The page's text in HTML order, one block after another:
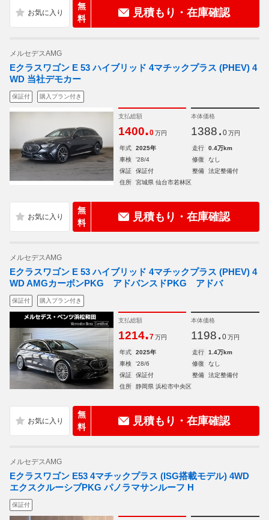
無
料
見積もり・在庫確認
メルセデスAMG
Eクラスワゴン E 53 ハイブリッド 4マチックプラス (PHEV) 4
WD 当社デモカー
保証付 購入プラン付き
支払総額
1400.0 万円
本体価格
1388. 0 万円
年式 2025年 走行
0.4万km
車検
'28/4 修復
なし
保証
保証付 整備
法定整備付
住所
宮城県 仙台市若林区
無
料
見積もり・在庫確認
メルセデスAMG
Eクラスワゴン E 53 ハイブリッド 4マチックプラス (PHEV) 4
WD AMGカーボンPKG アドバンスドPKG アドバ
保証付 購入プラン付き
支払総額
1214.7 万円
本体価格
1198. 0 万円
年式 2025年 走行
1.4万km
車検
'28/6 修復
なし
保証
保証付 整備
法定整備付
住所
静岡県 浜松市中央区
無
料
見積もり・在庫確認
メルセデスAMG
Eクラスワゴン E53 4マチックプラス (ISG搭載モデル) 4WD
エクスクルーシブPKG パノラマサンルーフ H
保証付